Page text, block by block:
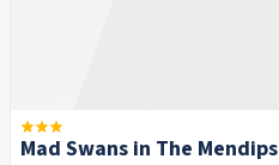
Mad Swans in The Mendips